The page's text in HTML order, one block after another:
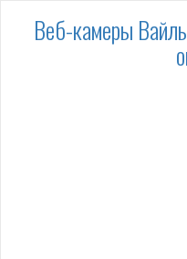
Веб-камеры